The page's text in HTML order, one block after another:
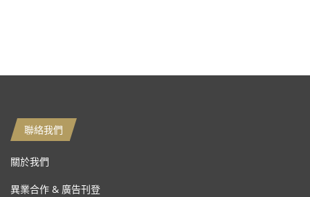
聯絡我們
關於我們
異業合作 & 廣告刊登